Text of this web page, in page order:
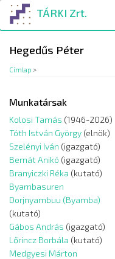
Ugrás
tartalomra
TÁRKI Zrt.
Hegedűs Péter
Címlap >
Munkatársak
Kolosi Tamás (1946-2026)
Tóth István György (elnök)
Szelényi Iván (igazgató)
Bernát Anikó (igazgató)
Branyiczki Réka (kutató)
Byambasuren
Dorjnyambuu (Byamba)
(kutató)
Gábos András (igazgató)
Lőrincz Borbála (kutató)
Medgyesi Márton